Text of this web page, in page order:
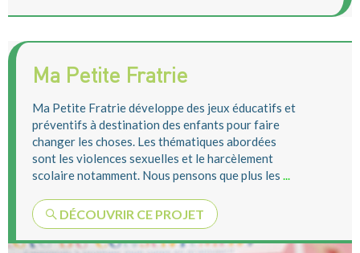
Ma Petite Fratrie
Ma Petite Fratrie développe des jeux éducatifs et
préventifs à destination des enfants pour faire
changer les choses. Les thématiques abordées
sont les violences sexuelles et le harcèlement
scolaire notamment. Nous pensons que plus les ...
DÉCOUVRIR CE PROJET